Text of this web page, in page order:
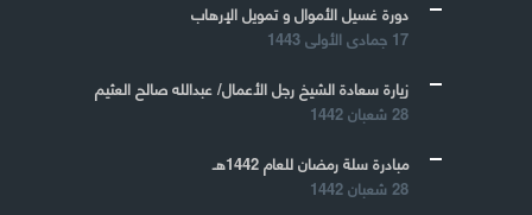
دورة غسيل الأموال و تمويل الإرهاب
17 جمادى الأولى 1443
زيارة سعادة الشيخ رجل الأعمال/ عبدالله صالح العثيم
28 شعبان 1442
مبادرة سلة رمضان للعام 1442هـ
28 شعبان 1442